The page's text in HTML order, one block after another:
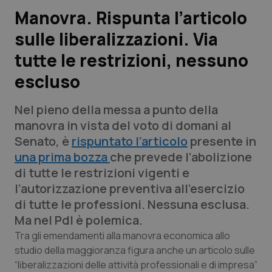
Lavoro e Professioni
Scienza e Farmaci
Studi e Analisi
Lettere al direttore
Edizioni Regionali
QS Pro
Professionisti Sanitari.AI
Abruzzo
Basilicata
QS Pro Gold
Artrite & artrosi
QS Club Newsletter
Manovra. Rispunta l’articolo
sulle liberalizzazioni. Via
tutte le restrizioni, nessuno
escluso
Nel pieno della messa a punto della
manovra in vista del voto di domani al
Senato, è rispuntato l’articolo presente in
una prima bozzache prevede l’abolizione
di tutte le restrizioni vigenti e
l’autorizzazione preventiva all’esercizio
di tutte le professioni. Nessuna esclusa.
Ma nel Pdl è polemica.
Tra gli emendamenti alla manovra economica allo
studio della maggioranza figura anche un articolo sulle
“liberalizzazioni delle attività professionali e di impresa”